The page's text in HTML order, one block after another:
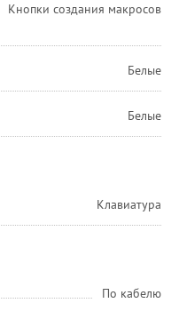
Кнопки создания макросов
Белые
Белые
Клавиатура
По кабелю